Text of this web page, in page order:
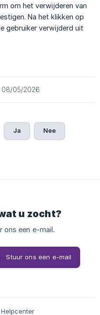
om het verwijderen van
Na het klikken op
gebruiker verwijderd uit
08/05/2026
Ja Nee
u zocht?
een e-mail.
Stuur ons een e-mail